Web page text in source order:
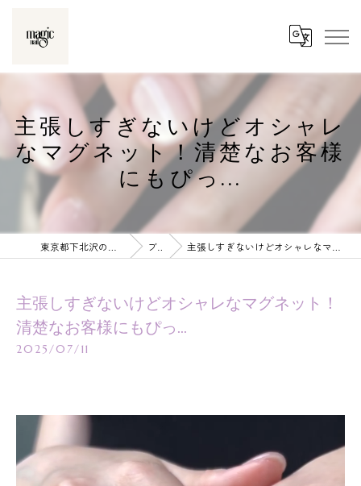
主張しすぎないけどオシャレ
なマグネット！清楚なお客様
にもぴっ...
ブログ 主張しすぎないけどオシャレなマグネット！清楚なお客様にもぴっ...
主張しすぎないけどオシャレなマグネット！
清楚なお客様にもぴっ...
2025/07/11